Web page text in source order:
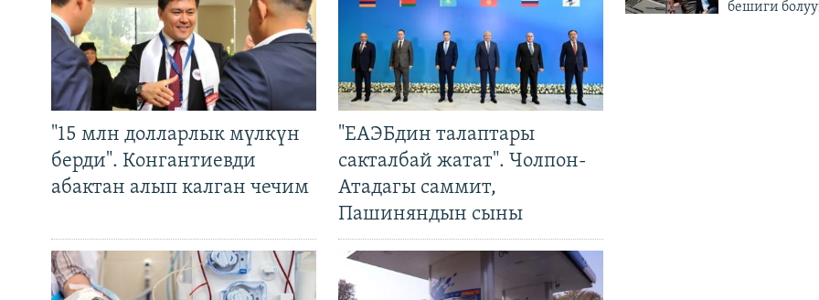
"15 млн долларлык мүлкүн
берди". Конгантиевди
абактан алып калган чечим
"ЕАЭБдин талаптары
сакталбай жатат". Чолпон-
Атадагы саммит,
Пашиняндын сыны
бешиги